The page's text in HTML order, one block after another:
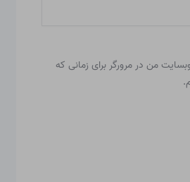
من در مرورگر برای زمانی که